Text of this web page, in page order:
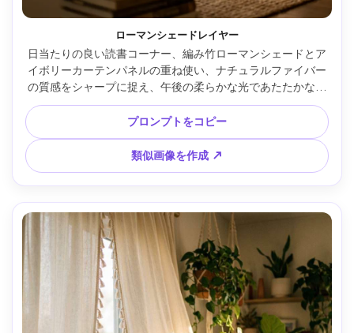
ローマンシェードレイヤー
日当たりの良い読書コーナー、編み竹ローマンシェードとア
イボリーカーテンパネルの重ね使い、ナチュラルファイバー
の質感をシャープに捉え、午後の柔らかな光であたたかなハ
イライト、小さなアームチェアと本の山はぼやかし、Canon
R6・85mm・f/1.8、窓周りにクローズアップ、写実的な素材
ディテール --ar 4:5
プロンプトをコピー
類似画像を作成 ↗